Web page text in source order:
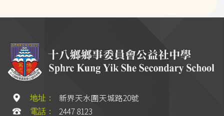
地址： 新界天水圍天城路20號
電話： 2447 8123